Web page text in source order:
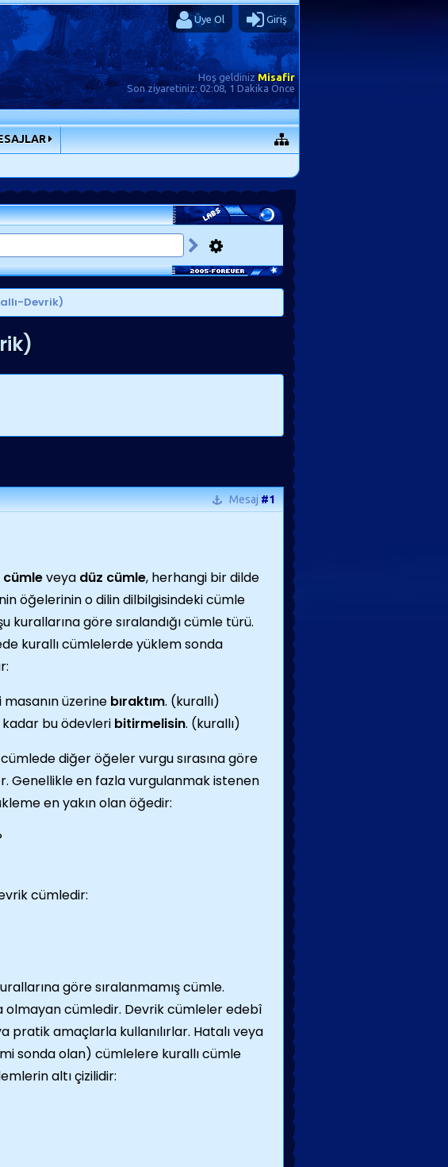
Üye Ol Giriş
Hoş geldiniz Misafir
Son ziyaretiniz:02:08, 1 Dakika Önce
Devrik)
Mesaj#1
cümleveya düz cümle, herhangi bir dilde
öğelerinin o dilin dilbilgisindeki cümle
kurallarına göre sıralandığı cümle türü.
kurallı cümlelerde yüklem sonda
masanın üzerine bıraktım. (kurallı)
kadar bu ödevleri bitirmelisin. (kurallı)
cümlede diğer öğeler vurgu sırasına göre
Genellikle en fazla vurgulanmak istenen
en yakın olan öğedir:
cümledir:
göre sıralanmamış cümle.
olmayan cümledir. Devrik cümleler edebî
amaçlarla kullanılırlar. Hatalı veya
sonda olan) cümlelere kurallı cümle
altı çizilidir: